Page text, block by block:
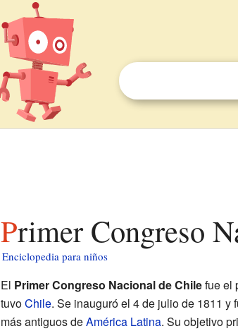
Primer Congreso
Enciclopedia para niños
El Primer Congreso Nacional de Chilefue el
tuvoChile. Se inauguró el 4 de julio de 1811 y
más antiguos deAmérica Latina. Su objetivo